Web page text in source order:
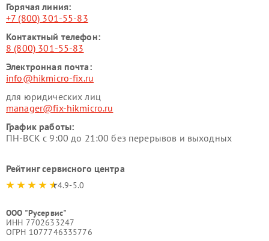
Горячая линия:
+7 (800) 301-55-83
Контактный телефон:
8 (800) 301-55-83
Электронная почта:
info@hikmicro-fix.ru
для юридических лиц
manager@fix-hikmicro.ru
График работы:
ПН-ВСК с 9:00 до 21:00 без перерывов и выходных
Рейтинг сервисного центра
4.9-5.0
ООО "Русервис"
ИНН 7702633247
ОГРН 1077746335776